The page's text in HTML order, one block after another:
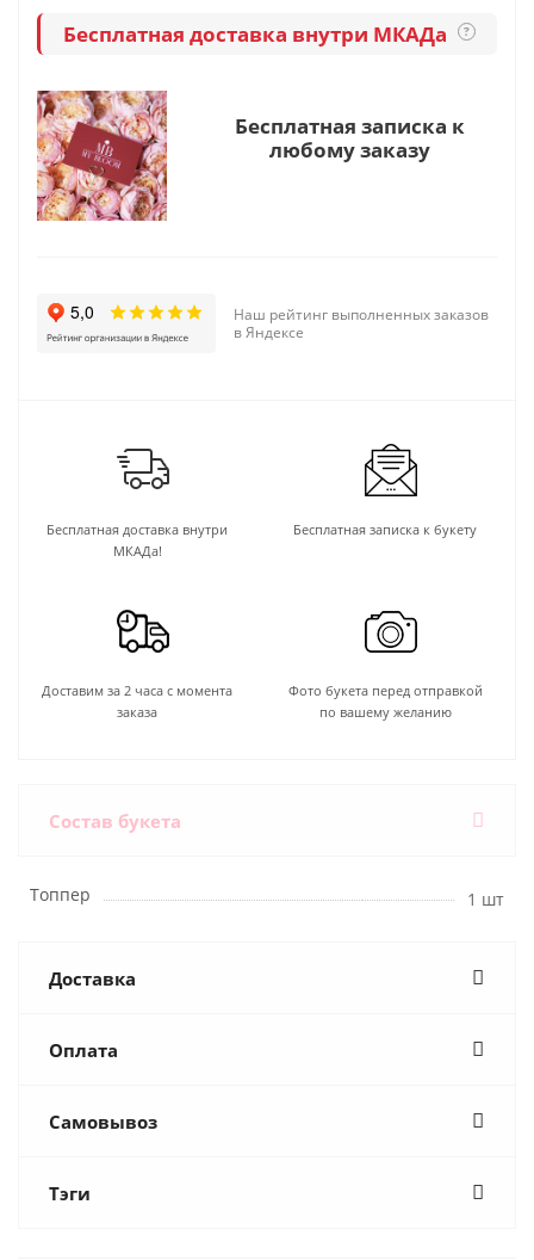
Бесплатная доставка внутри МКАДа ?
Бесплатная записка к
любому заказу
Наш рейтинг выполненных заказов
в Яндексе
Бесплатная доставка внутри
МКАДа!
Бесплатная записка к букету
Доставим за 2 часа с момента
заказа
Фото букета перед отправкой
по вашему желанию
Состав букета
Топпер 1 шт
Доставка
Оплата
Самовывоз
Тэги